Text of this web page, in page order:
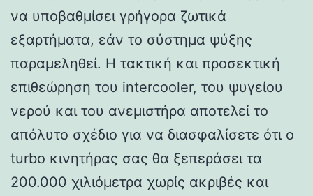
να υποβαθμίσει γρήγορα ζωτικά
εξαρτήματα, εάν το σύστημα ψύξης
παραμεληθεί. Η τακτική και προσεκτική
επιθεώρηση του intercooler, του ψυγείου
νερού και του ανεμιστήρα αποτελεί το
απόλυτο σχέδιο για να διασφαλίσετε ότι ο
turbo κινητήρας σας θα ξεπεράσει τα
200.000 χιλιόμετρα χωρίς ακριβές και